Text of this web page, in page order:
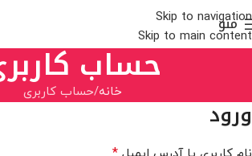
Skip to navigation
Skip to main content
منو
حساب
خانه حساب کاربری
ورود